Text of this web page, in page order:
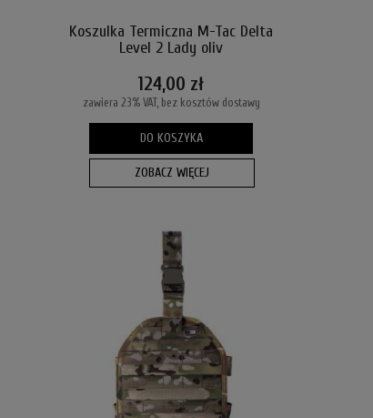
Koszulka Termiczna M-Tac Delta
Level 2 Lady oliv
124,00 zł
zawiera 23% VAT, bez kosztów dostawy
DO KOSZYKA
ZOBACZ WIĘCEJ